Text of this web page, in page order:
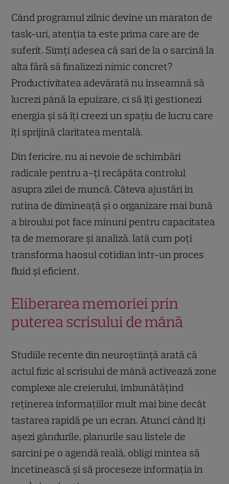
Când programul zilnic devine un maraton de
task-uri, atenția ta este prima care are de
suferit. Simți adesea că sari de la o sarcină la
alta fără să finalizezi nimic concret?
Productivitatea adevărată nu înseamnă să
lucrezi până la epuizare, ci să îți gestionezi
energia și să îți creezi un spațiu de lucru care
îți sprijină claritatea mentală.
Din fericire, nu ai nevoie de schimbări
radicale pentru a-ți recăpăta controlul
asupra zilei de muncă. Câteva ajustări în
rutina de dimineață și o organizare mai bună
a biroului pot face minuni pentru capacitatea
ta de memorare și analiză. Iată cum poți
transforma haosul cotidian într-un proces
fluid și eficient.
Eliberarea memoriei prin
puterea scrisului de mână
Studiile recente din neuroștiință arată că
actul fizic al scrisului de mână activează zone
complexe ale creierului, îmbunătățind
reținerea informațiilor mult mai bine decât
tastarea rapidă pe un ecran. Atunci când îți
așezi gândurile, planurile sau listele de
sarcini pe o agendă reală, obligi mintea să
încetinească și să proceseze informația în